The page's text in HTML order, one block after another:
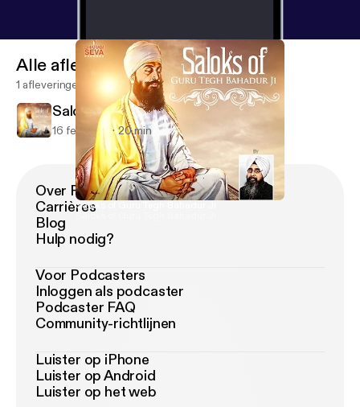
Saloks of Guru Tegh Bahadur Ji
Alle afleveringen
1 afleveringen
Saloks of Guru Tegh Bahadur Ji
16 feb 2017 20 min
Over Podimo
Carrières
Blog
Hulp nodig?
Voor Podcasters
Inloggen als podcaster
Podcaster FAQ
Community-richtlijnen
Luister op iPhone
Luister op Android
Luister op het web